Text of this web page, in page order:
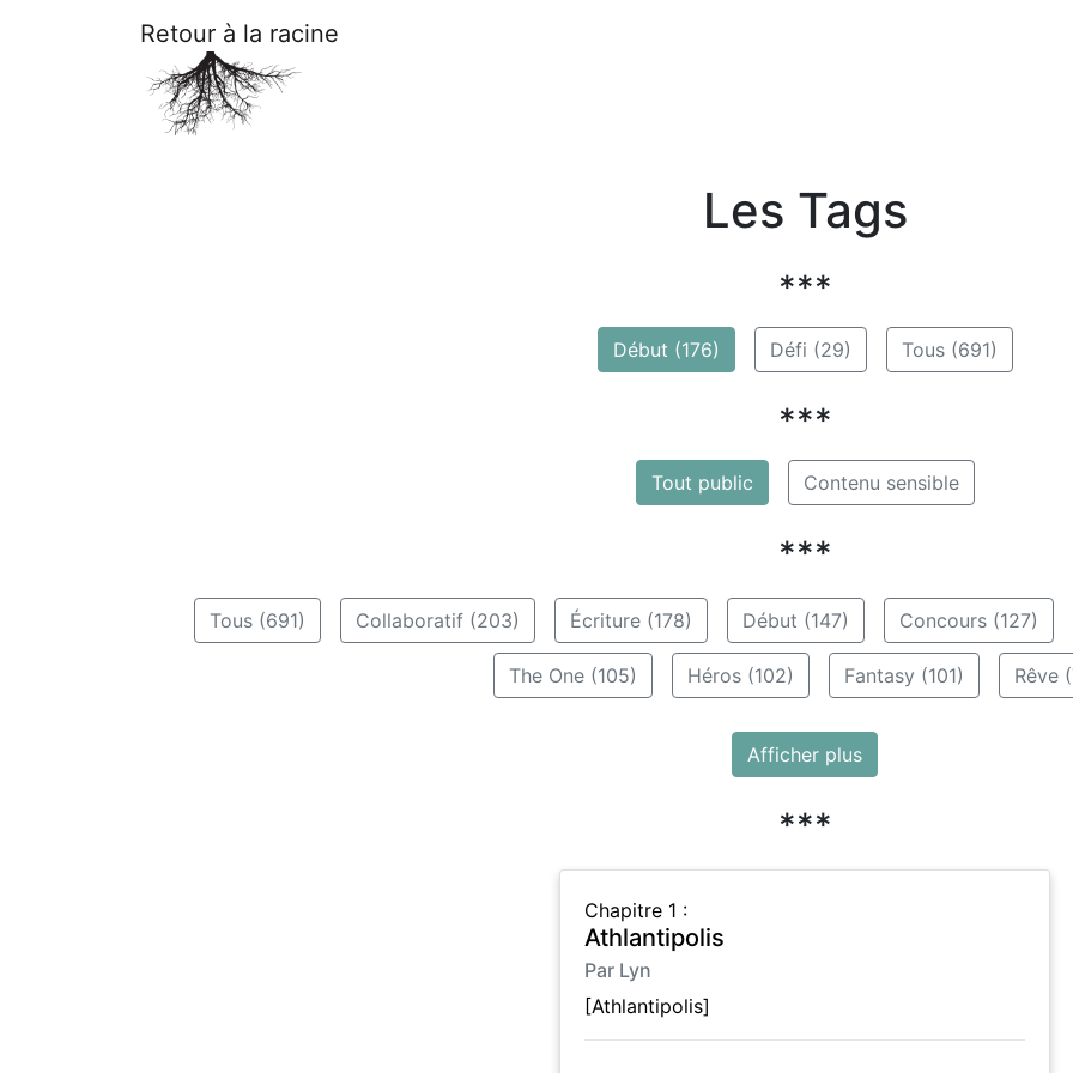
Retour à la racine
Les Tags
***
Début (176) Défi (29) Tous (691)
***
Tout public Contenu sensible
***
Tous (691) Collaboratif (203) Écriture (178) Début (147) Concours (127)
The One (105) Héros (102) Fantasy (101) Rêve
Afficher plus
***
Chapitre 1 :
Athlantipolis
Par Lyn
[Athlantipolis]